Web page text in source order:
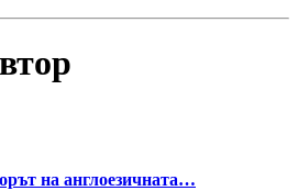
на англоезичната…